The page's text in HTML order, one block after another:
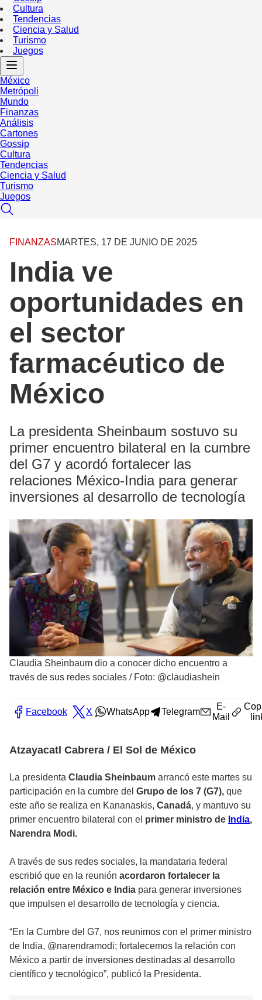
Cultura
Tendencias
Ciencia y Salud
Turismo
Juegos
México
Metrópoli
Mundo
Finanzas
Análisis
Cartones
Gossip
Cultura
Tendencias
Ciencia y Salud
Turismo
Juegos
FINANZASMARTES, 17 DE JUNIO DE 2025
India ve
oportunidades en
el sector
farmacéutico de
México
La presidenta Sheinbaum sostuvo su
primer encuentro bilateral en la cumbre
del G7 y acordó fortalecer las
relaciones México-India para generar
inversiones al desarrollo de tecnología
Claudia Sheinbaum dio a conocer dicho encuentro a
través de sus redes sociales / Foto: @claudiashein
Facebook X WhatsApp Telegram
E-
Mail
Atzayacatl Cabrera / El Sol de México
La presidenta Claudia Sheinbaum arrancó este martes su
participación en la cumbre del Grupo de los 7 (G7), que
este año se realiza en Kananaskis, Canadá, y mantuvo su
primer encuentro bilateral con el primer ministro de India,
Narendra Modi.
A través de sus redes sociales, la mandataria federal
escribió que en la reunión acordaron fortalecer la
relación entre México e India para generar inversiones
que impulsen el desarrollo de tecnología y ciencia.
“En la Cumbre del G7, nos reunimos con el primer ministro
de India, @narendramodi; fortalecemos la relación con
México a partir de inversiones destinadas al desarrollo
científico y tecnológico”, publicó la Presidenta.